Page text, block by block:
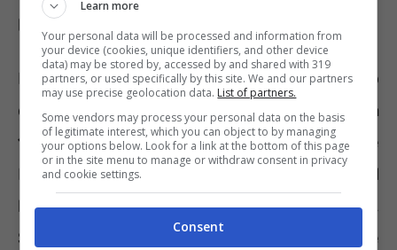
pellicole sbagliate.
Il marchio coinvolto è Wellness. I vasetti sono
quellida 150 grammi con data di scadenza
18 novembre 2023.L’azienda produttrice è
Kri Kri S.A. e lo stabilimento di produzione 3rd
km Nat. Road of Serres – Drama 62 125,
Serres, Grecia. Il marchio di identificazione è
Learn more
Your personal data will be processed and information from
your device (cookies, unique identifiers, and other device
data) may be stored by, accessed by and shared with 319
partners, or used specifically by this site. We and our partners
may use precise geolocation data. List of partners.
Some vendors may process your personal data on the basis
of legitimate interest, which you can object to by managing
your options below. Look for a link at the bottom of this page
or in the site menu to manage or withdraw consent in privacy
and cookie settings.
Consent